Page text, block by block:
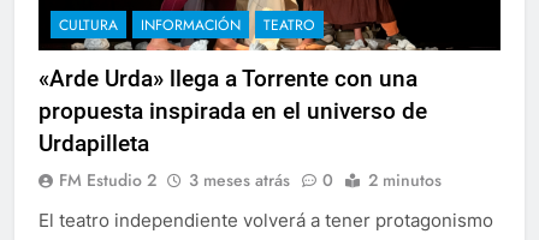
CULTURA INFORMACIÓN TEATRO
«Arde Urda» llega a Torrente con una
propuesta inspirada en el universo de
Urdapilleta
FM Estudio 2 3 meses atrás 0 2 minutos
El teatro independiente volverá a tener protagonismo